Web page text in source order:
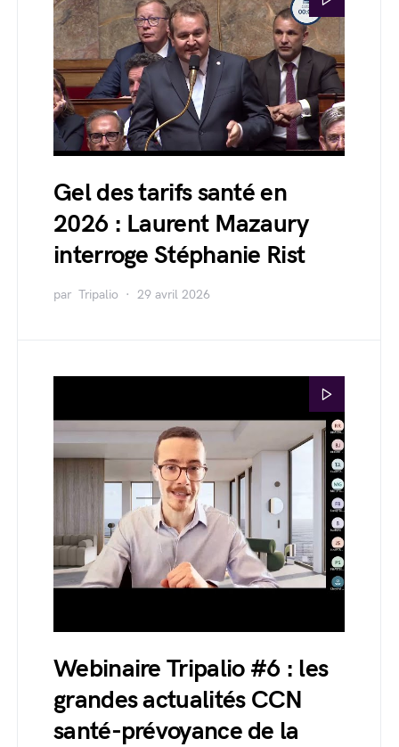
Gel des tarifs santé en
2026 : Laurent Mazaury
interroge Stéphanie Rist
par Tripalio 29 avril 2026
Webinaire Tripalio #6 : les
grandes actualités CCN
santé-prévoyance de la